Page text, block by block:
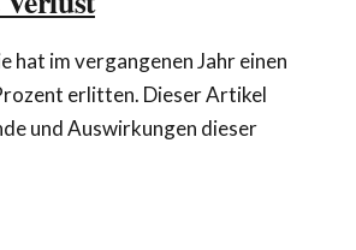
hat im vergangenen Jahr einen
erlitten. Dieser Artikel
und Auswirkungen dieser